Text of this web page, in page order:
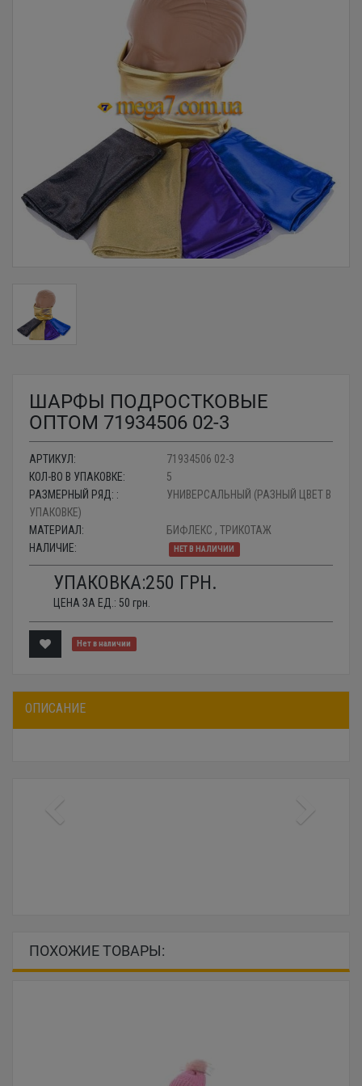
ШАРФЫ ПОДРОСТКОВЫЕ
ОПТОМ 71934506 02-3
АРТИКУЛ:
71934506 02-3
КОЛ-ВО В УПАКОВКЕ:
5
РАЗМЕРНЫЙ РЯД: :
УНИВЕРСАЛЬНЫЙ (РАЗНЫЙ ЦВЕТ В
УПАКОВКЕ)
МАТЕРИАЛ:
БИФЛЕКС , ТРИКОТАЖ
НАЛИЧИЕ:
НЕТ В НАЛИЧИИ
УПАКОВКА:250 ГРН.
ЦЕНА ЗА ЕД.: 50 грн.
Нет в наличии
ОПИСАНИЕ
ПОХОЖИЕ ТОВАРЫ: